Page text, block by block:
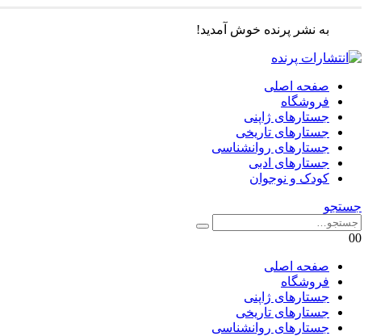
به نشر پرنده خوش آمدید!
صفحه اصلی
فروشگاه
جستارهای ژاپنی
جستارهای تاریخی
جستارهای روانشناسی
جستارهای ادبی
کودک و نوجوان
جستجو
00
صفحه اصلی
فروشگاه
جستارهای ژاپنی
جستارهای تاریخی
جستارهای روانشناسی